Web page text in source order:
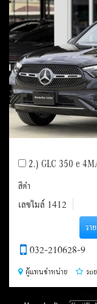
2.) GLC 350 e
สีดำ
เลขไมล์ 1412
รา
032-210628-9
ผู้แทนจำหน่าย รถ